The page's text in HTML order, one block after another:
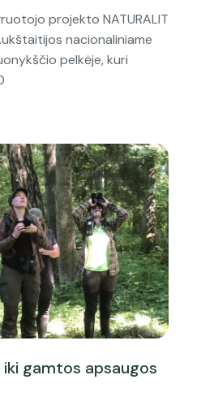
projekto NATURALIT
nacionaliniame
pelkėje, kuri
gamtos apsaugos